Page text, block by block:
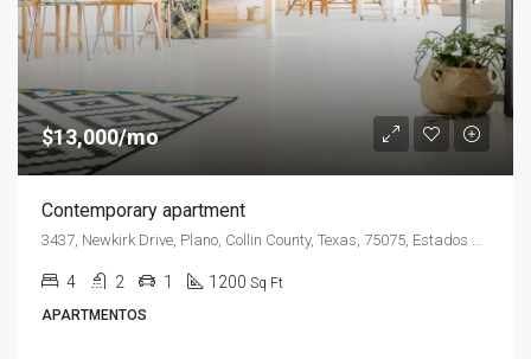
$13,000/mo
Contemporary apartment
4 2 1 1200 Sq Ft
APARTMENTOS